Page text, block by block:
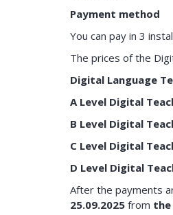
Payment method
You can pay in 3
The prices of the
Digital Language
A Level Digital
B Level Digital
C Level Digital
D Level Digital
After the payments
25.09.2025 from the